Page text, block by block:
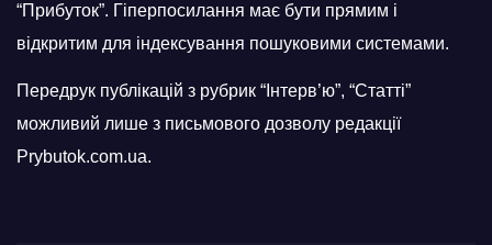
“Прибуток”. Гіперпосилання має бути прямим і
відкритим для індексування пошуковими системами.
Передрук публікацій з рубрик “Інтерв’ю”, “Статті”
можливий лише з письмового дозволу редакції
Prybutok.com.ua.